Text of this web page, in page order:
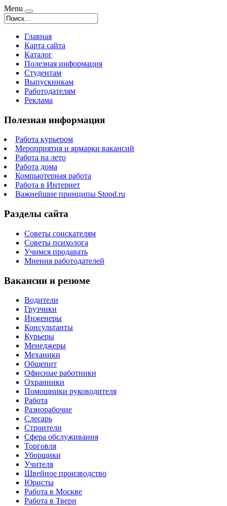
Menu
Главная
Карта сайта
Каталог
Полезная информация
Студентам
Выпускникам
Работодателям
Реклама
Полезная информация
Работа курьером
Мероприятия и ярмарки вакансий
Работа на лето
Работа дома
Компьютерная работа
Работа в Интернет
Важнейшие принципы Stood.ru
Разделы сайта
Советы соискателям
Советы психолога
Учимся продавать
Мнения работодателей
Вакансии и резюме
Водители
Грузчики
Инженеры
Консультанты
Курьеры
Менеджеры
Механики
Общепит
Офисные работники
Охранники
Помощники руководителя
Работа
Разнорабочие
Слесарь
Строители
Сфера обслуживания
Торговля
Уборщики
Учителя
Швейное производство
Юристы
Работа в Москве
Работа в Твери